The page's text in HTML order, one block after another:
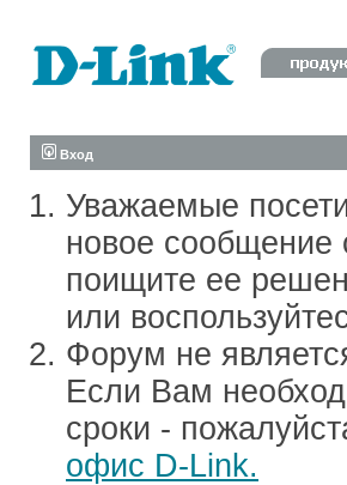
Вход
Уважаемые
новое сообщение
поищите ее
или
Форум не
Если Вам
сроки -
офис D-Link.